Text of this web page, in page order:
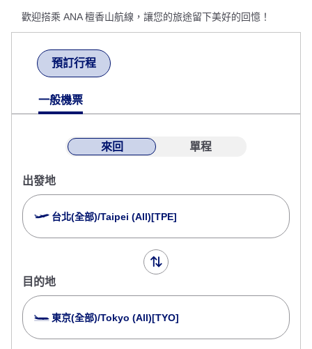
歡迎搭乘 ANA 檀香山航線，讓您的旅途留下美好的回憶！
預訂行程
一般機票
來回 單程
出發地
台北(全部)/Taipei (All)[TPE]
目的地
東京(全部)/Tokyo (All)[TYO]